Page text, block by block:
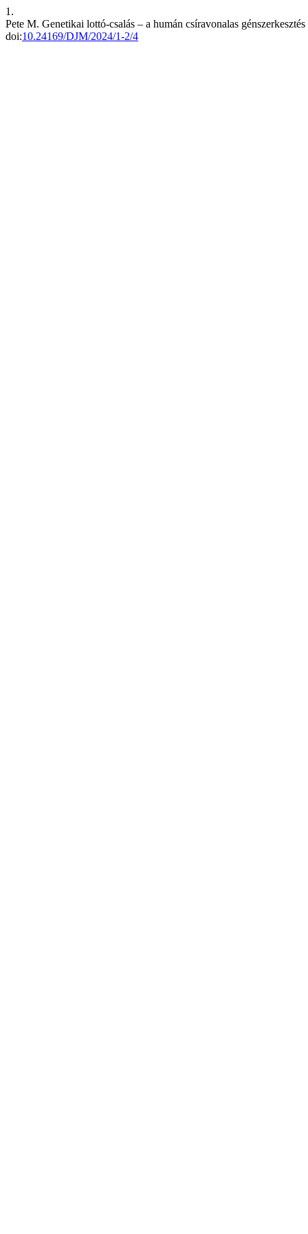
1.
Pete M. Genetikai lottó-csalás – a humán csíravonalas
doi:10.24169/DJM/2024/1-2/4